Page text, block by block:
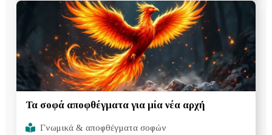
Τα σοφά αποφθέγματα για μία νέα αρχή
Γνωμικά & αποφθέγματα σοφών